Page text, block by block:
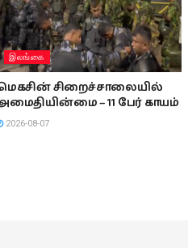
இலங்கை
சிறைச்சாலையில்
– 11 பேர் காயம்
2026-08-07